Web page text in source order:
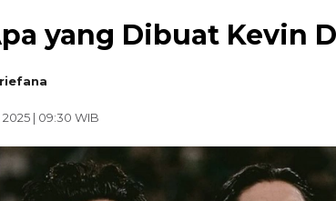
yang Dibuat Kevin
| 09:30 WIB